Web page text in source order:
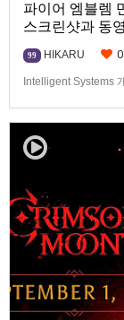
파이어 엠블렘
스크린샷과 동
99 HIKARU 0
Intelligent Systems